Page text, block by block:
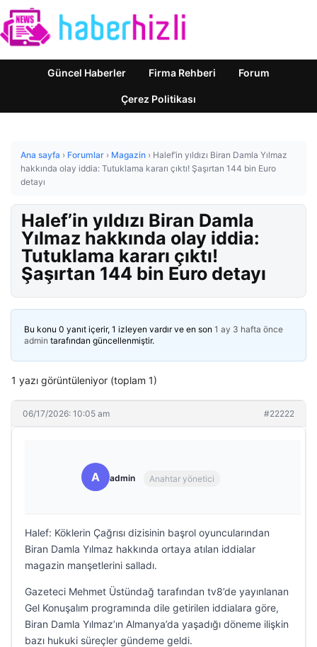
Güncel Haberler Firma Rehberi Forum
Çerez Politikası
Ana sayfa › Forumlar › Magazin › Halef’in yıldızı Biran Damla Yılmaz
hakkında olay iddia: Tutuklama kararı çıktı! Şaşırtan 144 bin Euro
detayı
Halef’in yıldızı Biran Damla
Yılmaz hakkında olay iddia:
Tutuklama kararı çıktı!
Şaşırtan 144 bin Euro detayı
Bu konu 0 yanıt içerir, 1 izleyen vardır ve en son 1 ay 3 hafta önce
admin tarafından güncellenmiştir.
1 yazı görüntüleniyor (toplam 1)
06/17/2026: 10:05 am #22222
A admin Anahtar yönetici
Halef: Köklerin Çağrısı dizisinin başrol oyuncularından
Biran Damla Yılmaz hakkında ortaya atılan iddialar
magazin manşetlerini salladı.
Gazeteci Mehmet Üstündağ tarafından tv8’de yayınlanan
Gel Konuşalım programında dile getirilen iddialara göre,
Biran Damla Yılmaz’ın Almanya’da yaşadığı döneme ilişkin
bazı hukuki süreçler gündeme geldi.